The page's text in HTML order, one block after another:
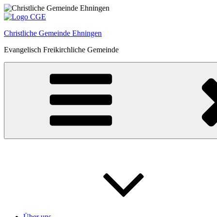
Zum
Inhalt
Christliche Gemeinde Ehningen
Evangelisch Freikirchliche Gemeinde